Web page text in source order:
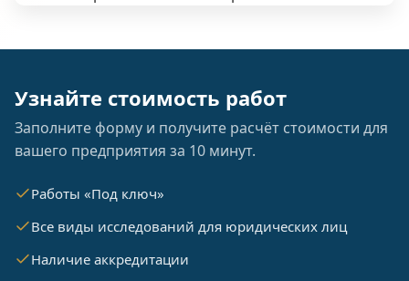
Узнайте стоимость работ
Заполните форму и получите расчёт стоимости для
вашего предприятия за 10 минут.
Работы «Под ключ»
Все виды исследований для юридических лиц
Наличие аккредитации